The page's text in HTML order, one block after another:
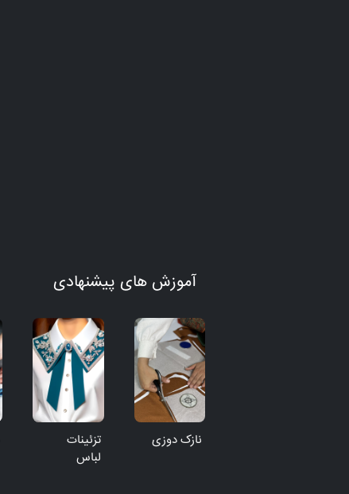
آموزش های پیشنهادی
نازک دوزی
تزئینات
لباس